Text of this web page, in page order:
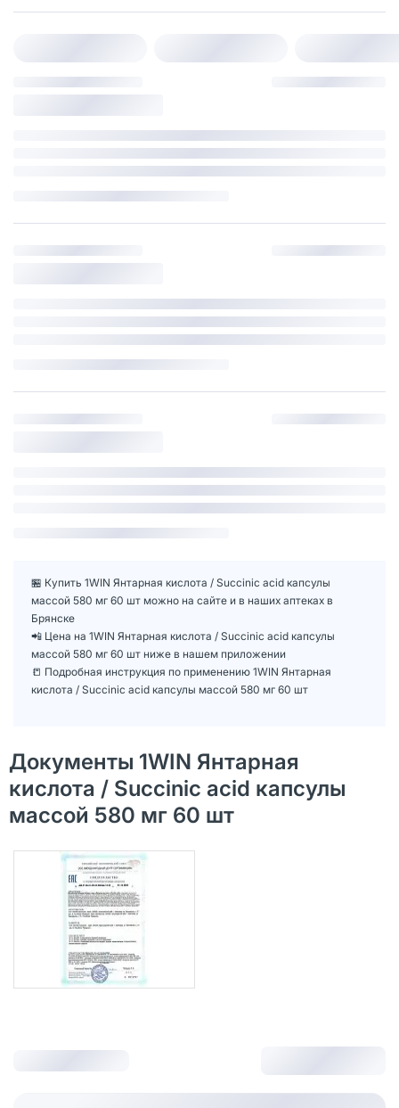
🏪 Купить 1WIN Янтарная кислота / Succinic acid капсулы
массой 580 мг 60 шт можно на сайте и в наших аптеках в
Брянске
📲 Цена на 1WIN Янтарная кислота / Succinic acid капсулы
массой 580 мг 60 шт ниже в нашем приложении
📒 Подробная инструкция по применению 1WIN Янтарная
кислота / Succinic acid капсулы массой 580 мг 60 шт
Документы 1WIN Янтарная
кислота / Succinic acid капсулы
массой 580 мг 60 шт